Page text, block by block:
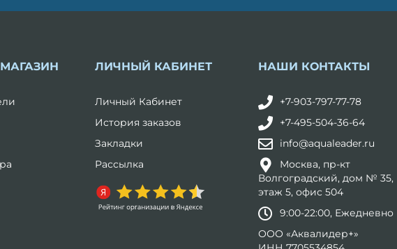
ЛИЧНЫЙ КАБИНЕТ
Личный Кабинет
История заказов
Закладки
Рассылка
НАШИ КОНТАКТЫ
+7-903-797-77-78
+7-495-504-36-64
info@aqualeader.ru
Москва, пр-кт
Волгоградский, дом № 35,
этаж 5, офис 504
9:00-22:00, Ежедневно
ООО «Аквалидер+»